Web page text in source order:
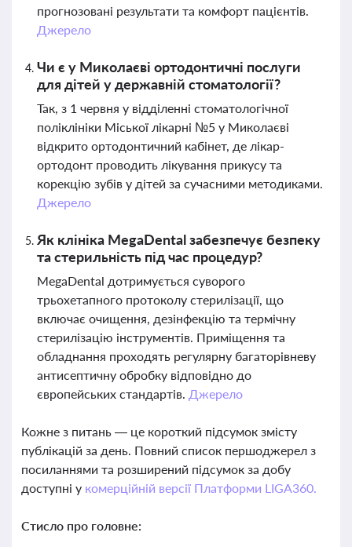
прогнозовані результати та комфорт пацієнтів.
Джерело
Чи є у Миколаєві ортодонтичні послуги
для дітей у державній стоматології?
Так, з 1 червня у відділенні стоматологічної
поліклініки Міської лікарні №5 у Миколаєві
відкрито ортодонтичний кабінет, де лікар-
ортодонт проводить лікування прикусу та
корекцію зубів у дітей за сучасними методиками.
Джерело
Як клініка MegaDental забезпечує безпеку
та стерильність під час процедур?
MegaDental дотримується суворого
трьохетапного протоколу стерилізації, що
включає очищення, дезінфекцію та термічну
стерилізацію інструментів. Приміщення та
обладнання проходять регулярну багаторівневу
антисептичну обробку відповідно до
європейських стандартів. Джерело
Кожне з питань — це короткий підсумок змісту
публікацій за день. Повний список першоджерел з
посиланнями та розширений підсумок за добу
доступні у комерційній версії Платформи LIGA360.
Стисло про головне: